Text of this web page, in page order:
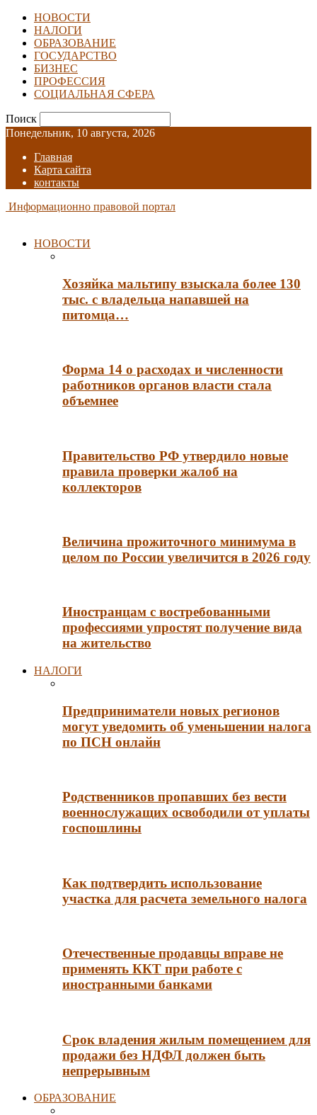
НОВОСТИ
НАЛОГИ
ОБРАЗОВАНИЕ
ГОСУДАРСТВО
БИЗНЕС
ПРОФЕССИЯ
СОЦИАЛЬНАЯ СФЕРА
Поиск
Понедельник, 10 августа, 2026
Главная
Карта сайта
контакты
Информационно правовой портал
НОВОСТИ
Хозяйка мальтипу взыскала более 130
тыс. с владельца напавшей на
питомца…
Форма 14 о расходах и численности
работников органов власти стала
объемнее
Правительство РФ утвердило новые
правила проверки жалоб на
коллекторов
Величина прожиточного минимума в
целом по России увеличится в 2026 году
Иностранцам с востребованными
профессиями упростят получение вида
на жительство
НАЛОГИ
Предприниматели новых регионов
могут уведомить об уменьшении налога
по ПСН онлайн
Родственников пропавших без вести
военнослужащих освободили от уплаты
госпошлины
Как подтвердить использование
участка для расчета земельного налога
Отечественные продавцы вправе не
применять ККТ при работе с
иностранными банками
Срок владения жилым помещением для
продажи без НДФЛ должен быть
непрерывным
ОБРАЗОВАНИЕ